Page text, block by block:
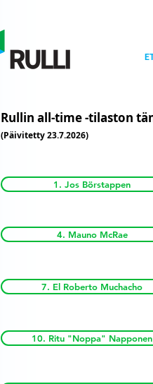
Rullin all-time -tilaston
(Päivitetty 23.7.2026)
1. Jos Börstappen
4. Mauno McRae
7. El Roberto Muchacho
10. Ritu "Noppa" Napponen